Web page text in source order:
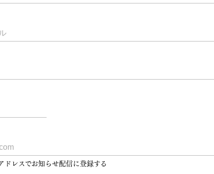
ドレスでお知らせ配信に登録する